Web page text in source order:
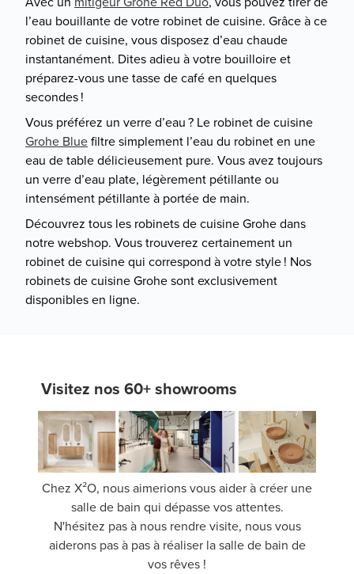
l’eau bouillante de votre robinet de cuisine. Grâce à ce
robinet de cuisine, vous disposez d’eau chaude
instantanément. Dites adieu à votre bouilloire et
préparez-vous une tasse de café en quelques
secondes !
Vous préférez un verre d’eau ? Le robinet de cuisine
Grohe Bluefiltre simplement l’eau du robinet en une
eau de table délicieusement pure. Vous avez toujours
un verre d’eau plate, légèrement pétillante ou
intensément pétillante à portée de main.
Découvrez tous les robinets de cuisine Grohe dans
notre webshop. Vous trouverez certainement un
robinet de cuisine qui correspond à votre style ! Nos
robinets de cuisine Grohe sont exclusivement
disponibles en ligne.
Visitez nos 60+ showrooms
Chez X²O, nous aimerions vous aider à créer une
salle de bain qui dépasse vos attentes.
N'hésitez pas à nous rendre visite, nous vous
aiderons pas à pas à réaliser la salle de bain de
vos rêves !